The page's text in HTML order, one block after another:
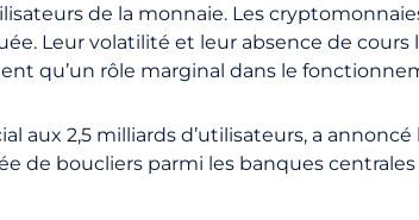
de la monnaie. Les
Leur volatilité et leur absence de
qu’un rôle marginal dans le
aux 2,5 milliards d’utilisateurs, a
de boucliers parmi les banques